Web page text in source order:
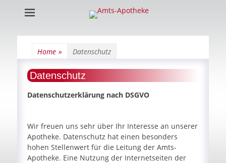
Amts-Apotheke
Home » Datenschutz
Datenschutz
Datenschutzerklärung nach DSGVO
Wir freuen uns sehr über Ihr Interesse an unserer
Apotheke. Datenschutz hat einen besonders
hohen Stellenwert für die Leitung der Amts-
Apotheke. Eine Nutzung der Internetseiten der